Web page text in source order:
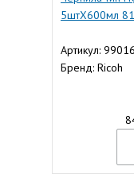
5штХ600мл
Артикул:
Бренд: Ricoh